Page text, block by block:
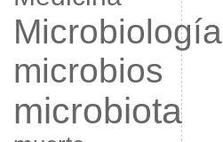
Microbiología
microbios
microbiota